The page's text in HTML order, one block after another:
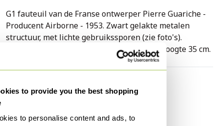
to provide you the best shopping
to personalise content and ads, to
G1 fauteuil van de Franse ontwerper Pierre Guariche -
Producent Airborne - 1953. Zwart gelakte metalen
structuur, met lichte gebruikssporen (zie foto's).
Bekleding nieuw, marine blauwe kleur. Zithoogte 35 cm.
Merk / Ontwerper
Guariche